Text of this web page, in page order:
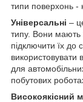
типи поверхонь -
Універсальні –
типу. Вони мають
підключити їх до
використовувати
для
побутових
Високоякісний